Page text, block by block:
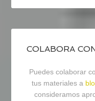
COLABORA
Puedes colaborar
tus materiales a
consideramos